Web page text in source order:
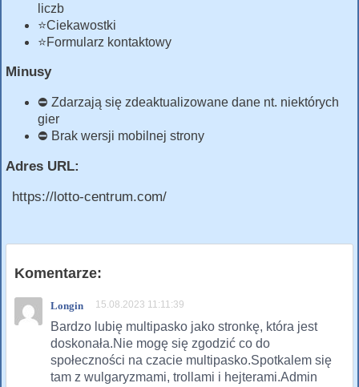
liczb
⭐Ciekawostki
⭐Formularz kontaktowy
Minusy
⛔ Zdarzają się zdeaktualizowane dane nt. niektórych
gier
⛔ Brak wersji mobilnej strony
Adres URL:
https://lotto-centrum.com/
Komentarze:
Longin 15.08.2023 11:11:39
Bardzo lubię multipasko jako stronkę, która jest
doskonała.Nie mogę się zgodzić co do
społeczności na czacie multipasko.Spotkalem się
tam z wulgaryzmami, trollami i hejterami.Admin